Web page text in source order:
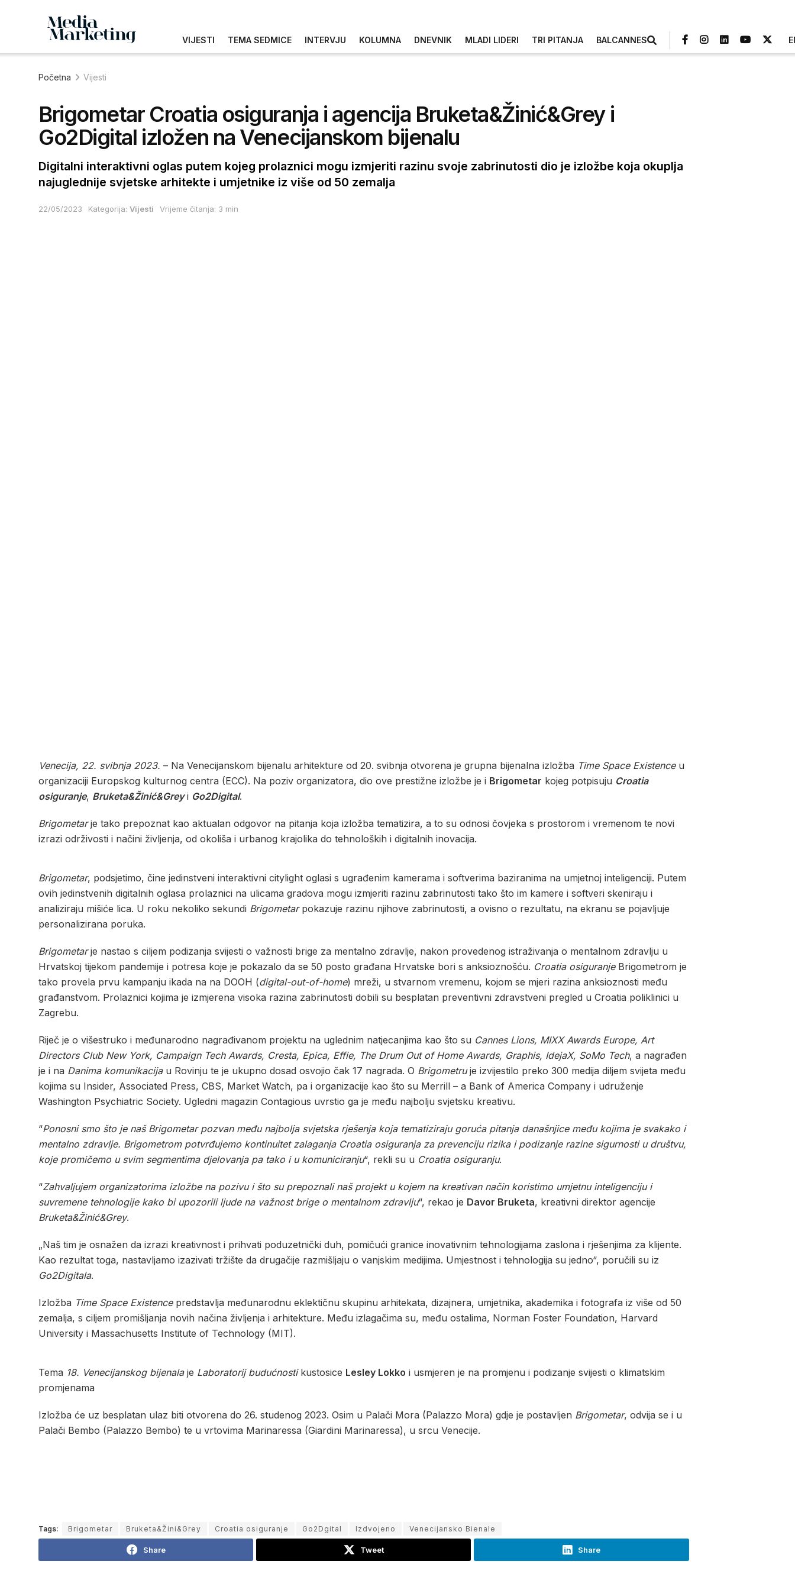
VIJESTI TEMA SEDMICE INTERVJU KOLUMNA DNEVNIK MLADI LIDERI TRI PITANJA BALCANNES
Početna Vijesti
Brigometar Croatia osiguranja i agencija Bruketa&Žinić&Grey i
Go2Digital izložen na Venecijanskom bijenalu
Digitalni interaktivni oglas putem kojeg prolaznici mogu izmjeriti razinu svoje zabrinutosti dio je izložbe koja okuplja
najuglednije svjetske arhitekte i umjetnike iz više od 50 zemalja
22/05/2023 Kategorija: Vijesti Vrijeme čitanja: 3 min
Venecija, 22. svibnja 2023. – Na Venecijanskom bijenalu arhitekture od 20. svibnja otvorena je grupna bijenalna izložba Time Space Existenceu
organizaciji Europskog kulturnog centra (ECC). Na poziv organizatora, dio ove prestižne izložbe je i Brigometar kojeg potpisuju Croatia
osiguranje, Bruketa&Žinić&Greyi Go2Digital.
Brigometarje tako prepoznat kao aktualan odgovor na pitanja koja izložba tematizira, a to su odnosi čovjeka s prostorom i vremenom te novi
izrazi održivosti i načini življenja, od okoliša i urbanog krajolika do tehnoloških i digitalnih inovacija.
Brigometar, podsjetimo, čine jedinstveni interaktivni citylight oglasi s ugrađenim kamerama i softverima baziranima na umjetnoj inteligenciji. Putem
ovih jedinstvenih digitalnih oglasa prolaznici na ulicama gradova mogu izmjeriti razinu zabrinutosti tako što im kamere i softveri skeniraju i
analiziraju mišiće lica. U roku nekoliko sekundi Brigometarpokazuje razinu njihove zabrinutosti, a ovisno o rezultatu, na ekranu se pojavljuje
personalizirana poruka.
Brigometarje nastao s ciljem podizanja svijesti o važnosti brige za mentalno zdravlje, nakon provedenog istraživanja o mentalnom zdravlju u
Hrvatskoj tijekom pandemije i potresa koje je pokazalo da se 50 posto građana Hrvatske bori s anksioznošću. Croatia osiguranjeBrigometrom je
tako provela prvu kampanju ikada na na DOOH (digital-out-of-home) mreži, u stvarnom vremenu, kojom se mjeri razina anksioznosti među
građanstvom. Prolaznici kojima je izmjerena visoka razina zabrinutosti dobili su besplatan preventivni zdravstveni pregled u Croatia poliklinici u
Zagrebu.
Riječ je o višestruko i međunarodno nagrađivanom projektu na uglednim natjecanjima kao što su Cannes Lions, MIXX Awards Europe, Art
Directors Club New York, Campaign Tech Awards, Cresta, Epica, Effie, The Drum Out of Home Awards, Graphis, IdejaX, SoMo Tech, a nagrađen
je i na Danima komunikacijau Rovinju te je ukupno dosad osvojio čak 17 nagrada. O Brigometruje izvijestilo preko 300 medija diljem svijeta među
kojima su Insider, Associated Press, CBS, Market Watch, pa i organizacije kao što su Merrill – a Bank of America Company i udruženje
Washington Psychiatric Society. Ugledni magazin Contagious uvrstio ga je među najbolju svjetsku kreativu.
“Ponosni smo što je naš Brigometar pozvan među najbolja svjetska rješenja koja tematiziraju goruća pitanja današnjice među kojima je svakako i
mentalno zdravlje. Brigometrom potvrđujemo kontinuitet zalaganja Croatia osiguranja za prevenciju rizika i podizanje razine sigurnosti u društvu,
koje promičemo u svim segmentima djelovanja pa tako i u komuniciranju“, rekli su u Croatia osiguranju.
“Zahvaljujem organizatorima izložbe na pozivu i što su prepoznali naš projekt u kojem na kreativan način koristimo umjetnu inteligenciju i
suvremene tehnologije kako bi upozorili ljude na važnost brige o mentalnom zdravlju“, rekao je Davor Bruketa, kreativni direktor agencije
Bruketa&Žinić&Grey.
„Naš tim je osnažen da izrazi kreativnost i prihvati poduzetnički duh, pomičući granice inovativnim tehnologijama zaslona i rješenjima za klijente.
Kao rezultat toga, nastavljamo izazivati tržište da drugačije razmišljaju o vanjskim medijima. Umjestnost i tehnologija su jedno“, poručili su iz
Go2Digitala.
Izložba Time Space Existencepredstavlja međunarodnu eklektičnu skupinu arhitekata, dizajnera, umjetnika, akademika i fotografa iz više od 50
zemalja, s ciljem promišljanja novih načina življenja i arhitekture. Među izlagačima su, među ostalima, Norman Foster Foundation, Harvard
University i Massachusetts Institute of Technology (MIT).
Tema 18. Venecijanskog bijenalaje Laboratorij budućnostikustosice Lesley Lokko i usmjeren je na promjenu i podizanje svijesti o klimatskim
promjenama
Izložba će uz besplatan ulaz biti otvorena do 26. studenog 2023. Osim u Palači Mora (Palazzo Mora) gdje je postavljen Brigometar, odvija se i u
Palači Bembo (Palazzo Bembo) te u vrtovima Marinaressa (Giardini Marinaressa), u srcu Venecije.
Tags: Brigometar Bruketa&Žini&Grey Croatia osiguranje Go2Dgital Izdvojeno Venecijansko Bienale
Share Tweet Share